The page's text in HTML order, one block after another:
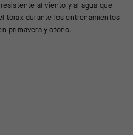
al viento y al agua que
tórax durante los entrenamientos
primavera y otoño.